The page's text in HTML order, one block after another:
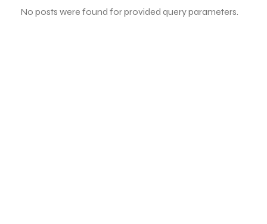
No posts were found for provided query parameters.